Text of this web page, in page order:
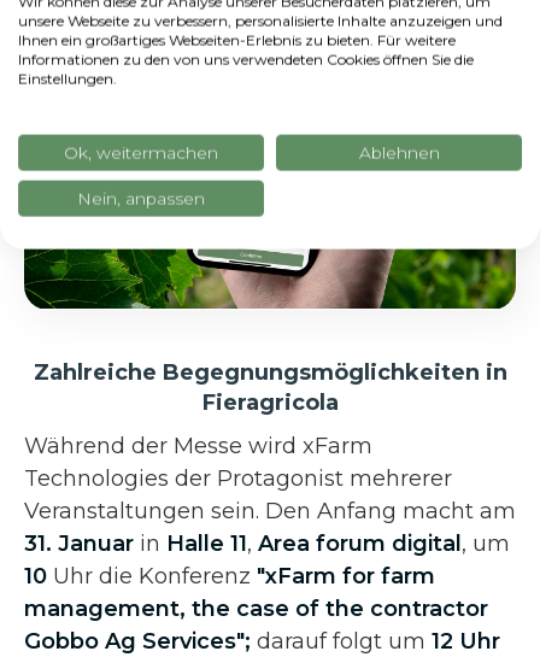
Zahlreiche Begegnungsmöglichkeiten in
Fieragricola
Während der Messe wird xFarm
Technologies der Protagonist mehrerer
Veranstaltungen sein. Den Anfang macht am
31. Januar in Halle 11, Area forum digital , um
10 Uhr die Konferenz "xFarm for farm
management, the case of the contractor
Gobbo Ag Services"; darauf folgt um 12 Uhr
unsere Webseite zu verbessern, personalisierte Inhalte anzuzeigen und
Ihnen ein großartiges Webseiten-Erlebnis zu bieten. Für weitere
Informationen zu den von uns verwendeten Cookies öffnen Sie die
Einstellungen.
Ok, weitermachen Ablehnen
Nein, anpassen